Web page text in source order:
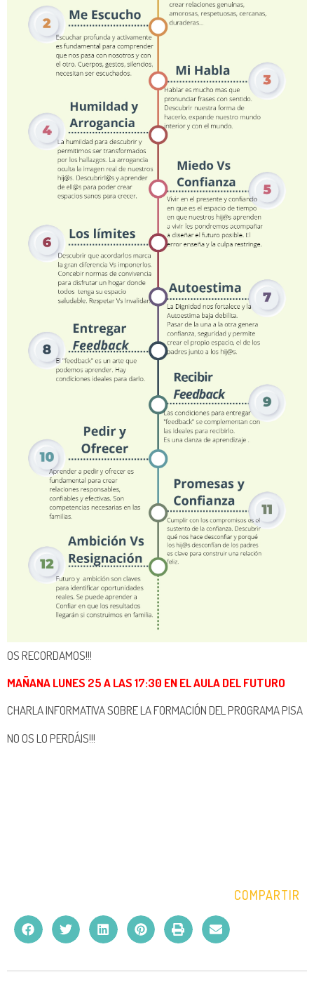
OS RECORDAMOS!!!
MAÑANA LUNES 25 A LAS 17:30 EN EL AULA DEL FUTURO
CHARLA INFORMATIVA SOBRE LA FORMACIÓN DEL PROGRAMA PISA
NO OS LO PERDÁIS!!!
COMPARTIR